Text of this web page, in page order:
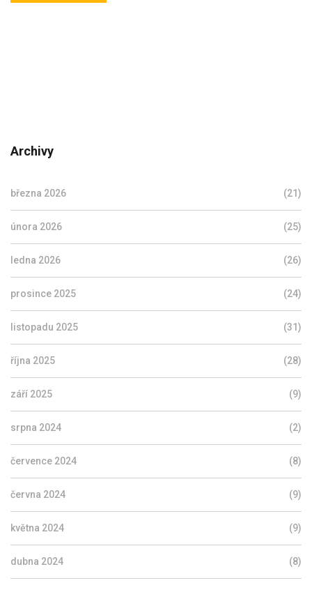
Archivy
března 2026 (21)
února 2026 (25)
ledna 2026 (26)
prosince 2025 (24)
listopadu 2025 (31)
října 2025 (28)
září 2025 (9)
srpna 2024 (2)
července 2024 (8)
června 2024 (9)
května 2024 (9)
dubna 2024 (8)